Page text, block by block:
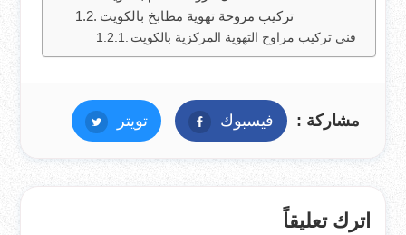
تركيب مروحة تهوية مطابخ بالكويت
فني تركيب مراوح التهوية المركزية بالكويت
مشاركة : فيسبوك فيسبوكتويتر تويتر
اترك تعليقاً